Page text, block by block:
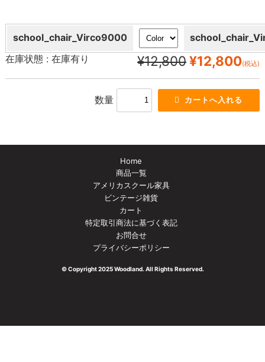
school_chair_Virco9000
在庫状態 : 在庫有り ¥12,800¥12,800(税込)
数量
Home
商品一覧
アメリカスクール家具
ビンテージ雑貨
カート
特定取引商法に基づく表記
お問合せ
プライバシーポリシー
© Copyright 2025Woodland. All Rights Reserved.